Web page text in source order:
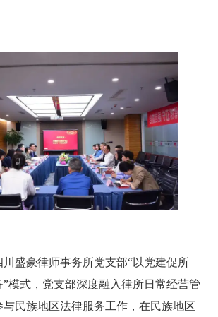
盛豪律师事务所党支部“以党建促所
模式，党支部深度融入律所日常经营管
民族地区法律服务工作，在民族地区